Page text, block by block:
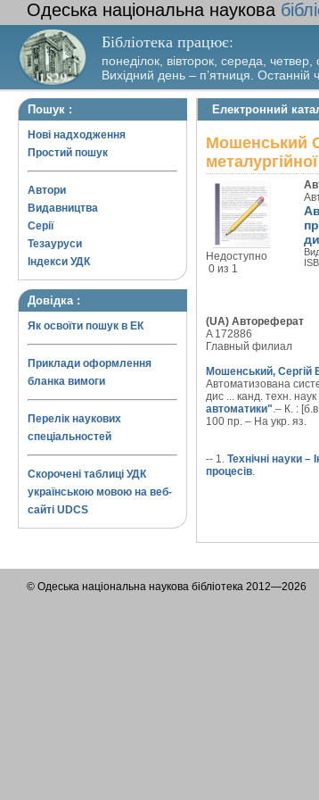
Одеська національна наукова
Бібліотека працює:
понеділок, вівторок, середа,
Вихідний день – п’ятниця. Останній
Пошук :
Нові надходження
Простий пошук
Автори
Видавництва
Серії
Тезауруси
Індекси УДК
Довідка :
Як освоїти пошук в ЕК
Приклади оформлення
бланка вимоги
Перелік наукових
спеціальностей
Скорочені таблиці УДК
українською мовою на веб-
сайті UDCS
Електронний
Мошенський
Недоступно
0 из 1
(UA) Автореферат
A 172886
Главный филиал
Мошенський, Сергій
Автоматизована
дис ... канд. техн.
автоматики".– К. :
100 пр. – На укр. яз.
-- 1. Технічні науки
процесів.
© Одеська національна наукова бібліотека 2012—2026